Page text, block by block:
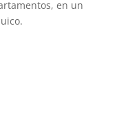
en un